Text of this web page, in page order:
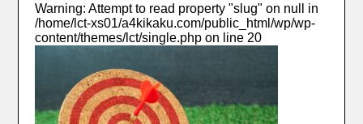
Warning: Attempt to read property "slug" on null in
/home/lct-xs01/a4kikaku.com/public_html/wp/wp-
content/themes/lct/single.php on line 20